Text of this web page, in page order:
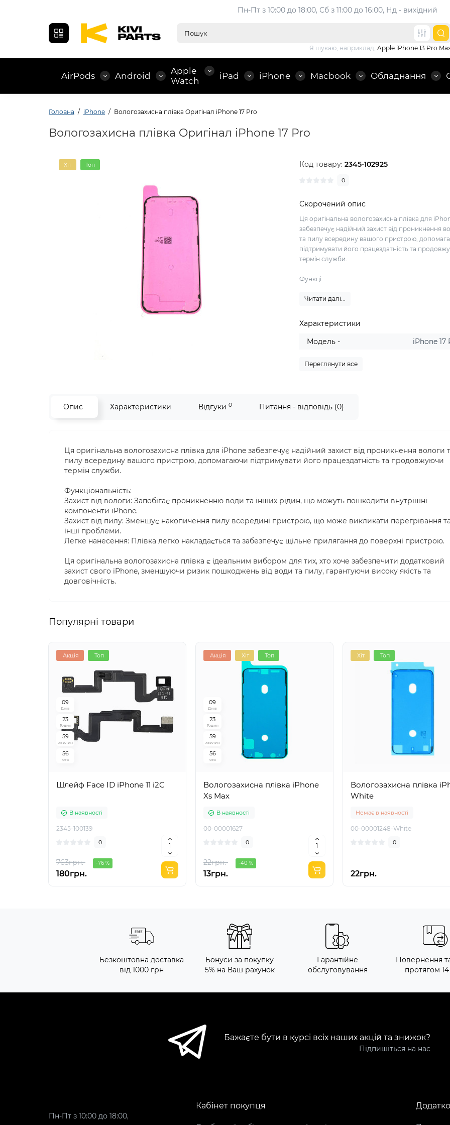
Пн-Пт з 10:00 до 18:00, Сб з 11:00 до 16:00, Нд - вихідний
Я шукаю, наприклад, Apple iPhone 13 Pro
AirPods Android
Apple
Watch
iPad iPhone Macbook Обладнання
Головна iPhone Вологозахисна плівка Oригінал iPhone 17 Pro
Вологозахисна плівка Oригінал iPhone 17 Pro
Хіт Топ Код товару:2345-102925
0
Скорочений опис
Ця оригінальна вологозахисна плівка для
забезпечує надійний захист від проникнення
та пилу всередину вашого пристрою,
підтримувати його працездатність та
термін служби.
Функці...
Читати далі...
Характеристики
Модель -
iPhone 17
Переглянути все
Опис Характеристики Відгуки 0 Питання - відповідь (0)
Ця оригінальна вологозахисна плівка для iPhone забезпечує надійний захист від проникнення вологи
пилу всередину вашого пристрою, допомагаючи підтримувати його працездатність та продовжуючи
термін служби.
Функціональність:
Захист від вологи: Запобігає проникненню води та інших рідин, що можуть пошкодити внутрішні
компоненти iPhone.
Захист від пилу: Зменшує накопичення пилу всередині пристрою, що може викликати перегрівання та
інші проблеми.
Легке нанесення: Плівка легко накладається та забезпечує щільне прилягання до поверхні пристрою.
Ця оригінальна вологозахисна плівка є ідеальним вибором для тих, хто хоче забезпечити додатковий
захист свого iPhone, зменшуючи ризик пошкоджень від води та пилу, гарантуючи високу якість та
довговічність.
Популярні товари
Акція Топ
09
Днів
23
Годин
59
хвилин
55
сек
Шлейф Face ID iPhone 11 i2C
В наявності
2345-100139
0
763грн. -76 %
180грн.
Акція Хіт Топ
09
Днів
23
Годин
59
хвилин
55
сек
Вологозахисна плівка iPhone
Xs Max
В наявності
00-00001627
0
22грн. -40 %
13грн.
Хіт Топ
Вологозахисна плівка iPhone 7
White
Немає в наявності
00-00001248-White
0
22грн.
Безкоштовна доставка
від 1000 грн
Бонуси за покупку
5% на Ваш рахунок
Гарантійне
обслуговування
Повернення
протягом 14
Бажаєте бути в курсі всіх наших акцій та знижок?
Підпишіться на нас
Пн-Пт з 10:00 до 18:00,
Кабінет покупця